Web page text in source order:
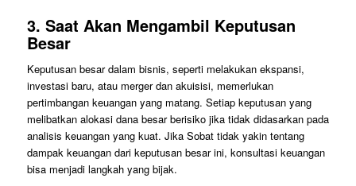
3. Saat Akan Mengambil Keputusan
Besar
Keputusan besar dalam bisnis, seperti melakukan ekspansi,
investasi baru, atau merger dan akuisisi, memerlukan
pertimbangan keuangan yang matang. Setiap keputusan yang
melibatkan alokasi dana besar berisiko jika tidak didasarkan pada
analisis keuangan yang kuat. Jika Sobat tidak yakin tentang
dampak keuangan dari keputusan besar ini, konsultasi keuangan
bisa menjadi langkah yang bijak.